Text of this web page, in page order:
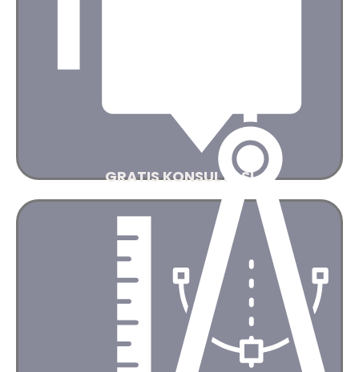
GRATIS KONSULTASI
AJIPower akan memberikan anda gambaran dan
masukan untuk system yang cocok.
Dengan Software, Teknologi yang terbaru dan canggih
kami akan berikan ilustrasi desain yang terbaik
Hubungi kami